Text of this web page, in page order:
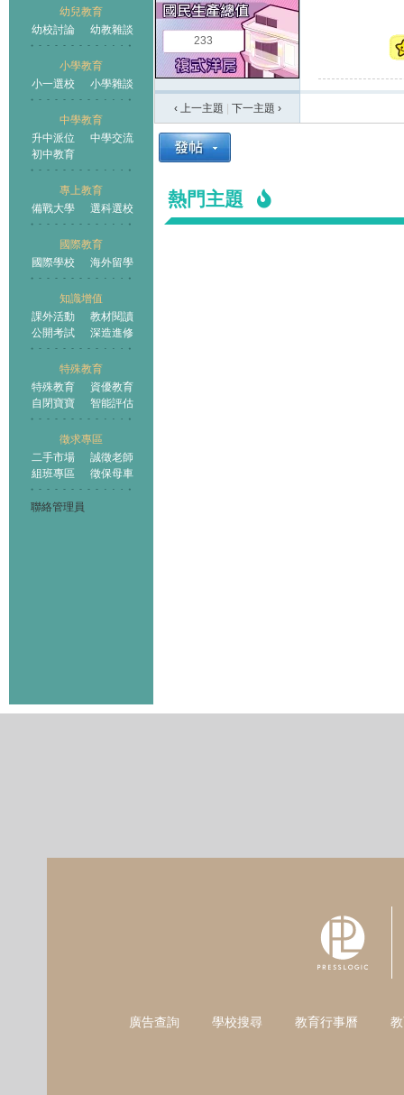
幼兒教育
幼校討論
幼教雜談
小學教育
小一選校
小學雜談
中學教育
升中派位
中學交流
初中教育
專上教育
備戰大學
選科選校
國際教育
國際學校
海外留學
知識增值
課外活動
教材閱讀
公開考試
深造進修
特殊教育
特殊教育
資優教育
自閉寶寶
智能評估
徵求專區
二手市場
誠徵老師
組班專區
徵保母車
聯絡管理員
王國 233
‹ 上一主題 下一主題 ›
熱門主題
廣告查詢 學校搜尋 教育行事曆